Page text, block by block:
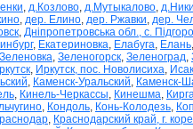
, д.Козлово, д.Мутыкалово,
, дер. Елино, дер. Ржавки, дер.
, Дніпропетровська обл., с.
, Екатериновка, Елабуга, Елань,
Зеленовка, Зеленогорск, Зеленоград,
, Иркутск, пос. Новолисиха,
, Каменск-Уральский, Каменск-
, Кинель-Черкассы, Кинешма,
, Кондоль, Конь-Колодезь,
, Краснодарский край, г.